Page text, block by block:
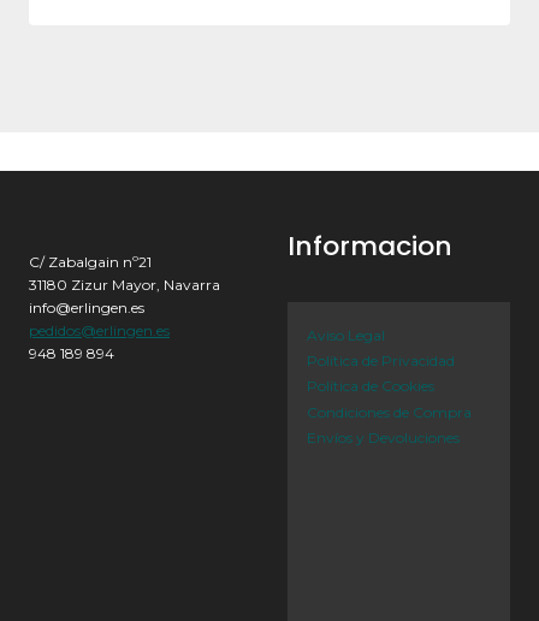
C/ Zabalgain nº21
31180 Zizur Mayor, Navarra
info@erlingen.es
pedidos@erlingen.es
948 189 894
Informacion
Aviso Legal
Política de Privacidad
Política de Cookies
Condiciones de Compra
Envíos y Devoluciones